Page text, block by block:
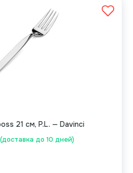
до 10 дней)
21 см, P.L. — Davinci